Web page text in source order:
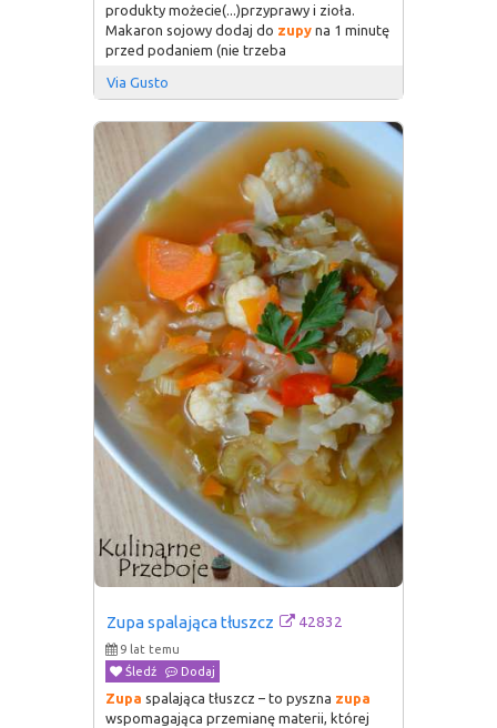
produkty możecie(...)przyprawy i zioła.
Makaron sojowy dodaj do zupy na 1 minutę
przed podaniem (nie trzeba
Via Gusto
Zupa spalająca tłuszcz 42832
9 lat temu
Śledź
Dodaj
Zupa spalająca tłuszcz – to pyszna zupa
wspomagająca przemianę materii, której